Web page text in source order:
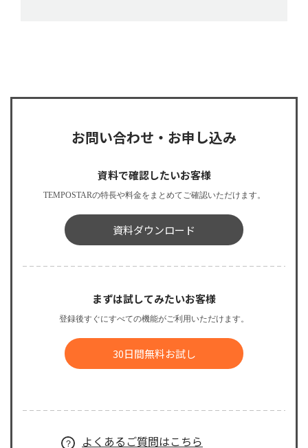
お問い合わせ・お申し込み
資料で確認したいお客様
TEMPOSTARの特長や料金をまとめてご確認いただけます。
資料ダウンロード
まずは試してみたいお客様
登録後すぐにすべての機能がご利用いただけます。
30日間無料お試し
よくあるご質問はこちら